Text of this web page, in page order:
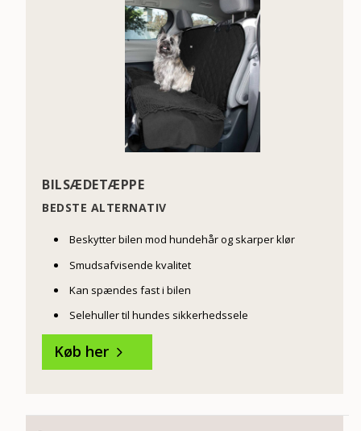
BILSÆDETÆPPE
BEDSTE ALTERNATIV
Beskytter bilen mod hundehår og skarper klør
Smudsafvisende kvalitet
Kan spændes fast i bilen
Selehuller til hundes sikkerhedssele
Køb her 5